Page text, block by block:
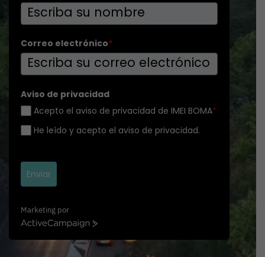
Correo electrónico*
Aviso de privacidad
Acepto el aviso de privacidad de IMEI BOMA*
He leído y acepto el aviso de privacidad.
Enviar
Marketing por
A